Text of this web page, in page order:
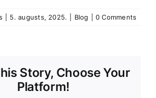
5. augusts, 2025. Blog 0 Comments
Story, Choose Your
Platform!